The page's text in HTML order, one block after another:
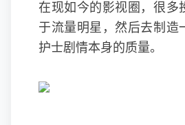
在现如今的影视圈，很多
于流量明星，然后去制造
护士剧情本身的质量。